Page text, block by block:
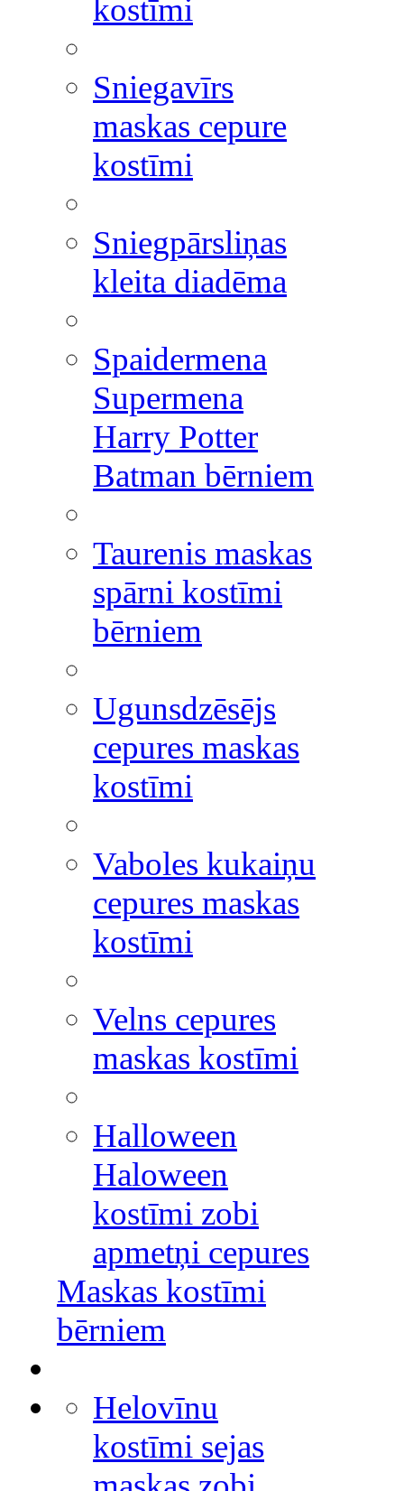
kostīmi
Sniegavīrs
maskas cepure
kostīmi
Sniegpārsliņas
kleita diadēma
Spaidermena
Supermena
Harry Potter
Batman bērniem
Taurenis maskas
spārni kostīmi
bērniem
Ugunsdzēsējs
cepures maskas
kostīmi
Vaboles kukaiņu
cepures maskas
kostīmi
Velns cepures
maskas kostīmi
Halloween
Haloween
kostīmi zobi
apmetņi cepures
Maskas kostīmi
bērniem
Helovīnu
kostīmi sejas